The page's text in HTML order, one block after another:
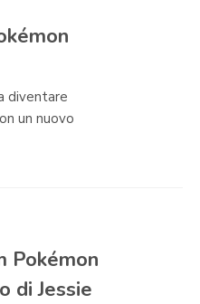
diventare
un nuovo
Pokémon
di Jessie